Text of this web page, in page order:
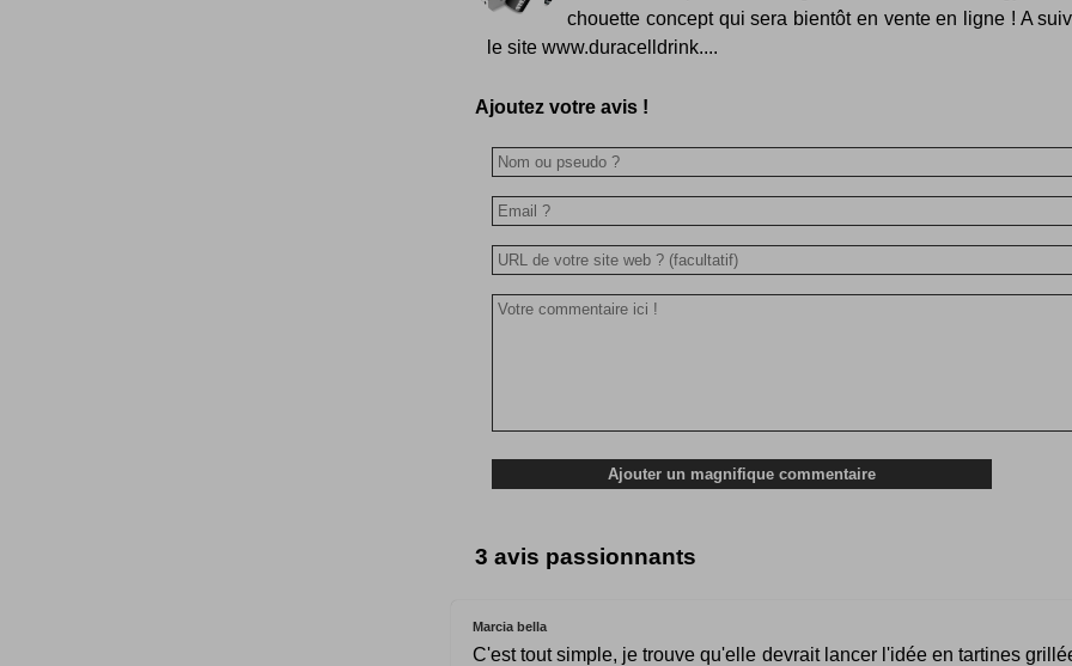
chouette concept qui sera bientôt en vente en ligne ! A
le site www.duracelldrink....
Ajoutez votre avis !
3 avis passionnants
Marcia bella
C'est tout simple, je trouve qu'elle devrait lancer l'idée en tartines